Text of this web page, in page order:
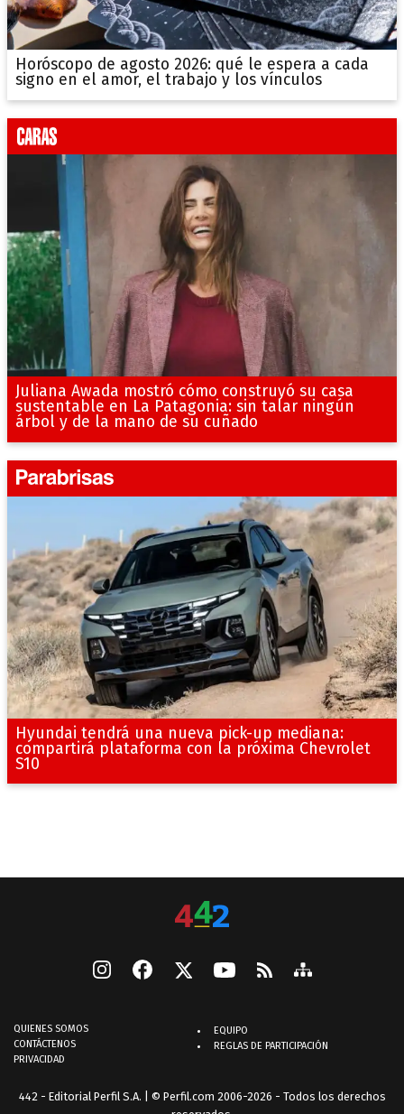
Horóscopo de agosto 2026: qué le espera a cada
signo en el amor, el trabajo y los vínculos
Juliana Awada mostró cómo construyó su casa
sustentable en La Patagonia: sin talar ningún
árbol y de la mano de su cuñado
Hyundai tendrá una nueva pick-up mediana:
compartirá plataforma con la próxima Chevrolet
S10
QUIENES SOMOS
CONTÁCTENOS
PRIVACIDAD
EQUIPO
REGLAS DE PARTICIPACIÓN
442 - Editorial Perfil S.A. | © Perfil.com 2006-2026 - Todos los derechos